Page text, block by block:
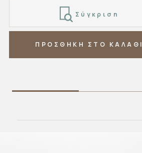
Σύγκριση
ΠΡΟΣΘΗΚΗ ΣΤΟ ΚΑΛΑΘΙ